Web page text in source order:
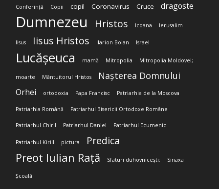
Conferință Copii copil Coronavirus Cruce dragoste
Dumnezeu Hristos Icoana Ierusalim
Iisus Iisus Hristos Ilarion Boian Israel
Lucășeuca mamă Mitropolia Mitropolia Moldovei;
moarte Mântuitorul Hristos Nașterea Domnului
Orhei ortodoxia Papa Francisc Patriarhia de la Moscova
Patriarhia Română Patriarhul Bisericii Ortodoxe Române
Patriarhul Chiril Patriarhul Daniel Patriarhul Ecumenic
Patriarhul Kirill pictura Predica
Preot Iulian Rață Sfaturi duhovnicești; Sinaxa
Școală